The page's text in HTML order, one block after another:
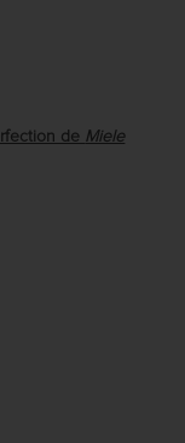
de Miele